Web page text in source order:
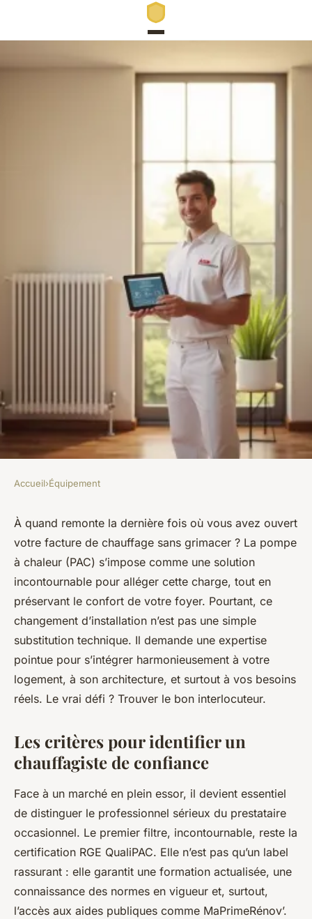
ÉQUIPEMENT
Comment choisir un
installateur de pompes à
chaleur innovant et fiable ?
Fabien•24/06/2026 08:59•10 min de lecture
Accueil›Équipement
À quand remonte la dernière fois où vous avez ouvert
votre facture de chauffage sans grimacer ? La pompe
à chaleur (PAC) s’impose comme une solution
incontournable pour alléger cette charge, tout en
préservant le confort de votre foyer. Pourtant, ce
changement d’installation n’est pas une simple
substitution technique. Il demande une expertise
pointue pour s’intégrer harmonieusement à votre
logement, à son architecture, et surtout à vos besoins
réels. Le vrai défi ? Trouver le bon interlocuteur.
Les critères pour identifier un
chauffagiste de confiance
Face à un marché en plein essor, il devient essentiel
de distinguer le professionnel sérieux du prestataire
occasionnel. Le premier filtre, incontournable, reste la
certification RGE QualiPAC. Elle n’est pas qu’un label
rassurant : elle garantit une formation actualisée, une
connaissance des normes en vigueur et, surtout,
l’accès aux aides publiques comme MaPrimeRénov’.